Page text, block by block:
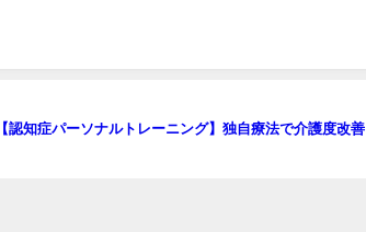
【認知症パーソナルトレーニング】独自療法で介護度改善